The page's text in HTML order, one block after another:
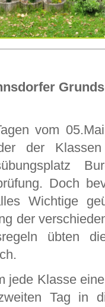
vom
der
Doch
Wichtige
der
übten
jede Klasse
Tag in